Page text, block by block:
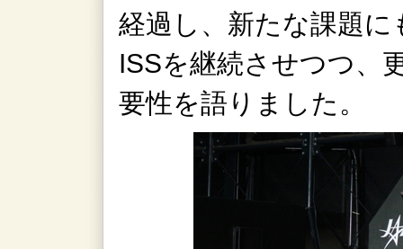
経過し、新たな課題
ISSを継続させつつ、
要性を語りました。